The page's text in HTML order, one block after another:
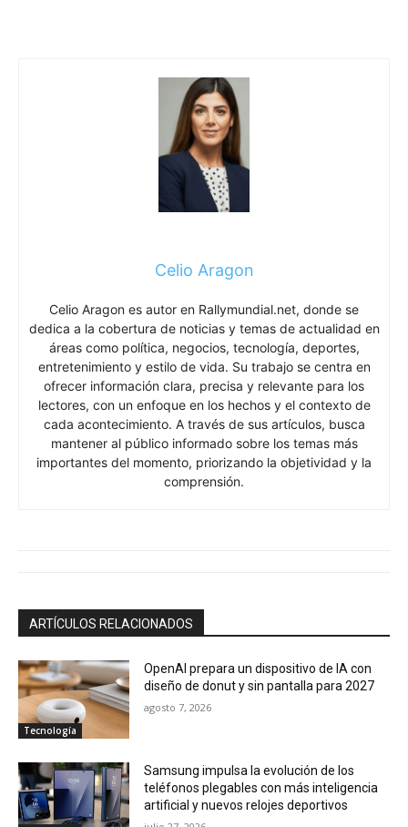
Celio Aragon
Celio Aragon es autor en Rallymundial.net, donde se
dedica a la cobertura de noticias y temas de actualidad en
áreas como política, negocios, tecnología, deportes,
entretenimiento y estilo de vida. Su trabajo se centra en
ofrecer información clara, precisa y relevante para los
lectores, con un enfoque en los hechos y el contexto de
cada acontecimiento. A través de sus artículos, busca
mantener al público informado sobre los temas más
importantes del momento, priorizando la objetividad y la
comprensión.
ARTÍCULOS RELACIONADOS
Tecnología
OpenAI prepara un dispositivo de IA con
diseño de donut y sin pantalla para 2027
agosto 7, 2026
Samsung impulsa la evolución de los
teléfonos plegables con más inteligencia
artificial y nuevos relojes deportivos